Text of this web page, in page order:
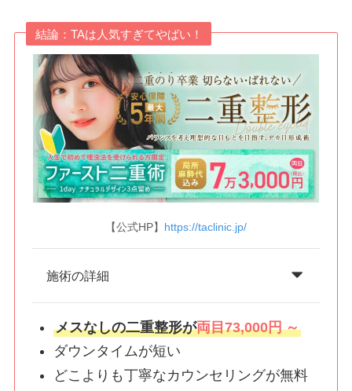
結論：TAは人気すぎてやばい！
【公式HP】 https://taclinic.jp/
施術の詳細
メスなしの二重整形が両目73,000円 ～
ダウンタイムが短い
どこよりも丁寧なカウンセリングが無料